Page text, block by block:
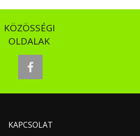
KÖZÖSSÉGI
OLDALAK
facebook
KAPCSOLAT